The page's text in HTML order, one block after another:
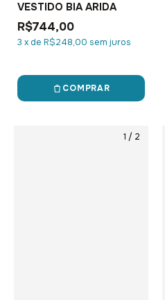
VESTIDO BIA ARIDA
R$744,00
3 xde R$248,00 sem juros
COMPRAR
1 / 2